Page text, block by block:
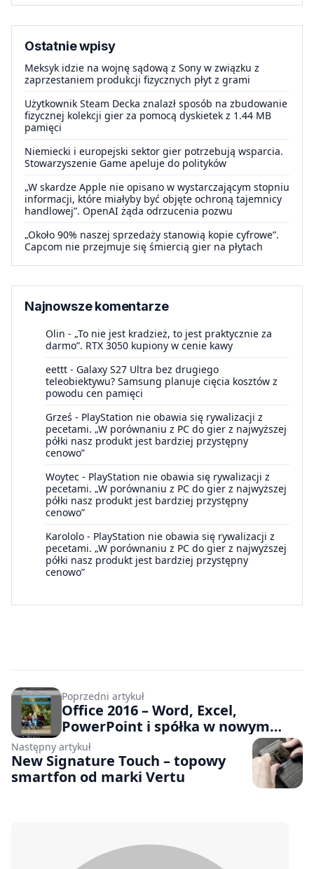
Ostatnie wpisy
Meksyk idzie na wojnę sądową z Sony w związku z
zaprzestaniem produkcji fizycznych płyt z grami
Użytkownik Steam Decka znalazł sposób na zbudowanie
fizycznej kolekcji gier za pomocą dyskietek z 1.44 MB
pamięci
Niemiecki i europejski sektor gier potrzebują wsparcia.
Stowarzyszenie Game apeluje do polityków
„W skardze Apple nie opisano w wystarczającym stopniu
informacji, które miałyby być objęte ochroną tajemnicy
handlowej”. OpenAI żąda odrzucenia pozwu
„Około 90% naszej sprzedaży stanowią kopie cyfrowe”.
Capcom nie przejmuje się śmiercią gier na płytach
Najnowsze komentarze
Olin - „To nie jest kradzież, to jest praktycznie za
darmo”. RTX 3050 kupiony w cenie kawy
eettt - Galaxy S27 Ultra bez drugiego
teleobiektywu? Samsung planuje cięcia kosztów z
powodu cen pamięci
Grześ - PlayStation nie obawia się rywalizacji z
pecetami. „W porównaniu z PC do gier z najwyższej
półki nasz produkt jest bardziej przystępny
cenowo”
Woytec - PlayStation nie obawia się rywalizacji z
pecetami. „W porównaniu z PC do gier z najwyższej
półki nasz produkt jest bardziej przystępny
cenowo”
Karololo - PlayStation nie obawia się rywalizacji z
pecetami. „W porównaniu z PC do gier z najwyższej
półki nasz produkt jest bardziej przystępny
cenowo”
Poprzedni artykuł
Office 2016 – Word, Excel,
PowerPoint i spółka w nowym
wydaniu
Następny artykuł
New Signature Touch – topowy
smartfon od marki Vertu